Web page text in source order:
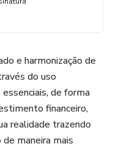
e harmonização de
do uso
de forma
financeiro,
realidade trazendo
maneira mais